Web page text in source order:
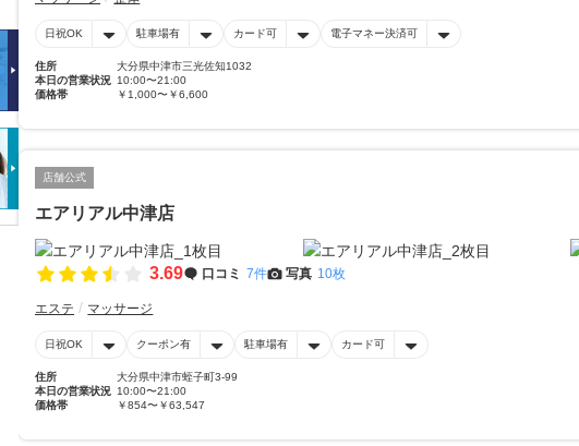
日祝OK 駐車場有 カード可 電子マネー決済可
住所
大分県中津市三光佐知1032
本日の営業状況 10:00〜21:00
価格帯
￥1,000〜￥6,600
店舗公式
エアリアル中津店
3.69 口コミ 7件 写真 10枚
エステ マッサージ
日祝OK クーポン有 駐車場有 カード可
住所
大分県中津市蛭子町3-99
本日の営業状況 10:00〜21:00
価格帯
￥854〜￥63,547